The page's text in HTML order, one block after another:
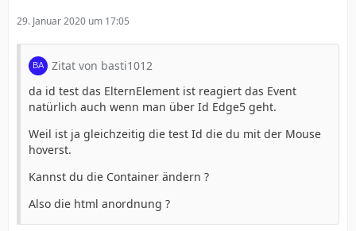
29. Januar 2020 um 17:05
Zitat von basti1012
da id test das ElternElement ist reagiert das Event
natürlich auch wenn man über Id Edge5 geht.
Weil ist ja gleichzeitig die test Id die du mit der Mouse
hoverst.
Kannst du die Container ändern ?
Also die html anordnung ?